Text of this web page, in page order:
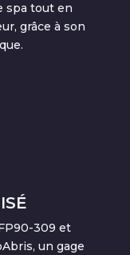
spa tout en
grâce à son
309 et
un gage